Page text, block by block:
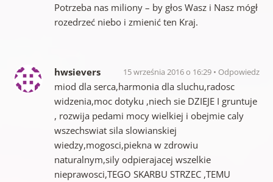
Potrzeba nas miliony – by głos Wasz i Nasz mógł
rozedrzeć niebo i zmienić ten Kraj.
hwsievers 15 września 2016 o 16:29 Odpowiedz
miod dla serca,harmonia dla sluchu,radosc
widzenia,moc dotyku ,niech sie DZIEJE I gruntuje
, rozwija pedami mocy wielkiej i obejmie caly
wszechswiat sila slowianskiej
wiedzy,mogosci,piekna w zdrowiu
naturalnym,sily odpierajacej wszelkie
nieprawosci,TEGO SKARBU STRZEC ,TEMU